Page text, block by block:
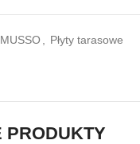
MUSSO Płyty tarasowe
PRODUKTY